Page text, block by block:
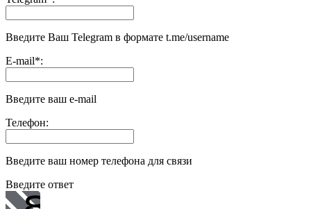
Введите Ваш Telegram в формате t.me/username
E-mail*:
Введите ваш e-mail
Телефон:
Введите ваш номер телефона для связи
Введите ответ